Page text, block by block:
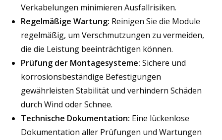
Verkabelungen minimieren Ausfallrisiken.
Regelmäßige Wartung: Reinigen Sie die Module
regelmäßig, um Verschmutzungen zu vermeiden,
die die Leistung beeinträchtigen können.
Prüfung der Montagesysteme: Sichere und
korrosionsbeständige Befestigungen
gewährleisten Stabilität und verhindern Schäden
durch Wind oder Schnee.
Technische Dokumentation: Eine lückenlose
Dokumentation aller Prüfungen und Wartungen